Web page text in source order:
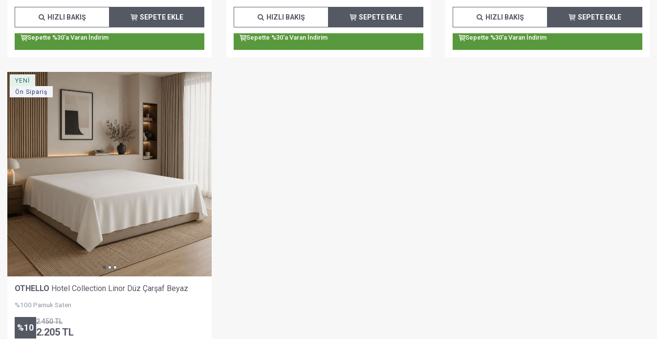
SEPETE EKLE
HIZLI BAKIŞ
Sepette %30'a Varan İndirim
SEPETE EKLE
HIZLI BAKIŞ
Sepette %30'a Varan İndirim
SEPETE EKLE
HIZLI BAKIŞ
Sepette %30'a Varan İndirim
YENİ
Ön Sipariş
OTHELLO Hotel Collection Linor Düz Çarşaf Beyaz
%100 Pamuk Saten
%10
2.450TL
2.205TL